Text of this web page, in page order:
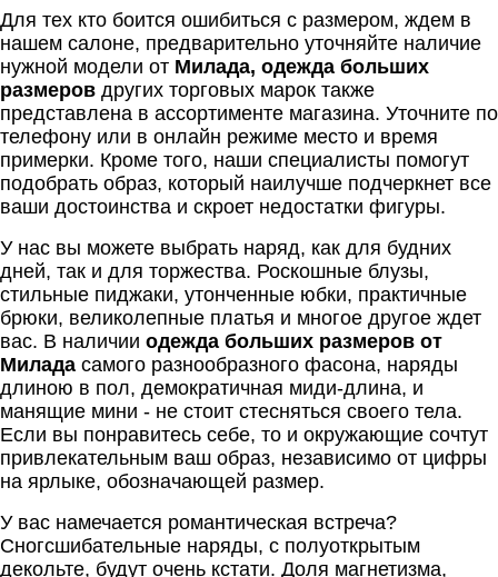
Для тех кто боится ошибиться с размером, ждем в
нашем салоне, предварительно уточняйте наличие
нужной модели от Милада, одежда больших
размеров других торговых марок также
представлена в ассортименте магазина. Уточните по
телефону или в онлайн режиме место и время
примерки. Кроме того, наши специалисты помогут
подобрать образ, который наилучше подчеркнет все
ваши достоинства и скроет недостатки фигуры.
У нас вы можете выбрать наряд, как для будних
дней, так и для торжества. Роскошные блузы,
стильные пиджаки, утонченные юбки, практичные
брюки, великолепные платья и многое другое ждет
вас. В наличии одежда больших размеров от
Милада самого разнообразного фасона, наряды
длиною в пол, демократичная миди-длина, и
манящие мини - не стоит стесняться своего тела.
Если вы понравитесь себе, то и окружающие сочтут
привлекательным ваш образ, независимо от цифры
на ярлыке, обозначающей размер.
У вас намечается романтическая встреча?
Сногсшибательные наряды, с полуоткрытым
декольте, будут очень кстати. Доля магнетизма,